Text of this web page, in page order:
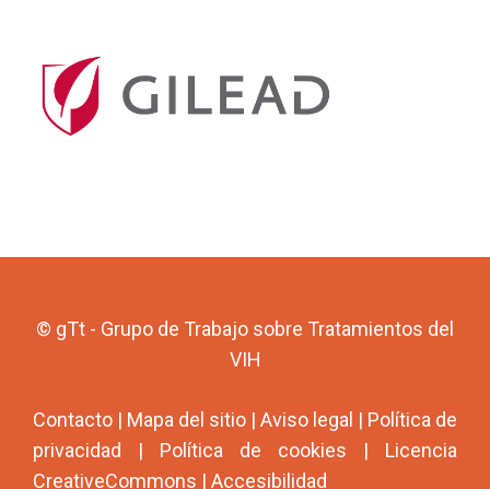
© gTt - Grupo de Trabajo sobre Tratamientos del
VIH
Contacto | Mapa del sitio | Aviso legal | Política de
privacidad | Política de cookies | Licencia
CreativeCommons | Accesibilidad